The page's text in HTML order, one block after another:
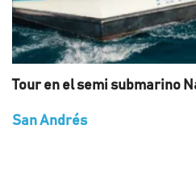
Tour en el semi submarino
San Andrés